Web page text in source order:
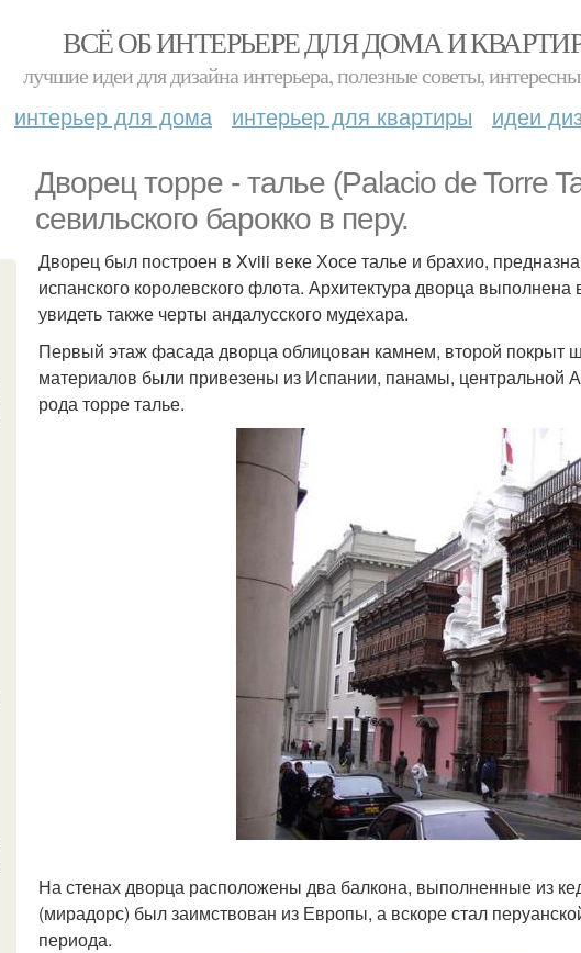
ВСЁ ОБ ИНТЕРЬЕРЕ ДЛЯ ДОМА И
лучшие идеи для дизайна интерьера, полезные советы,
интерьер для дома интерьер для квартиры идеи
Дворец торре - талье (Palacio de Torre
севильского барокко в перу.
Дворец был построен в Xviii веке Хосе талье и брахио,
испанского королевского флота. Архитектура дворца
увидеть также черты андалусского мудехара.
Первый этаж фасада дворца облицован камнем, второй покрыт
материалов были привезены из Испании, панамы, центральной
рода торре талье.
На стенах дворца расположены два балкона, выполненные из
(мирадорс) был заимствован из Европы, а вскоре стал
периода.